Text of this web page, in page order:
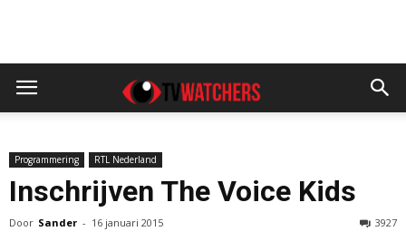
Programmering RTL Nederland
Inschrijven The Voice Kids
Door Sander - 16 januari 2015 3927